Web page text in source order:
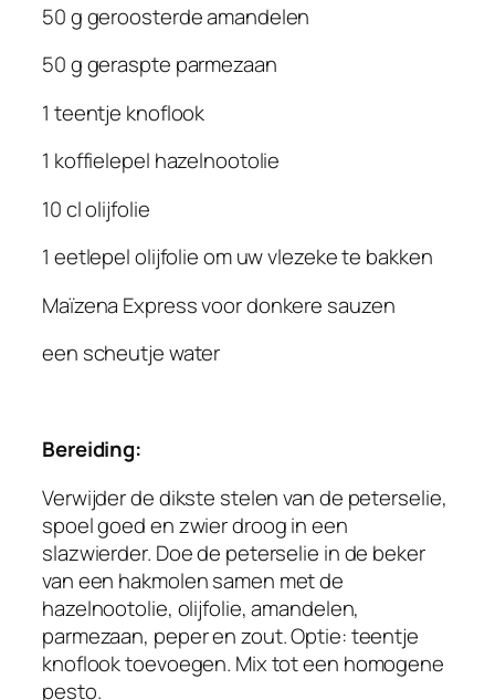
50 g geroosterde amandelen
50 g geraspte parmezaan
1 teentje knoflook
1 koffielepel hazelnootolie
10 cl olijfolie
1 eetlepel olijfolie om uw vlezeke te bakken
Maïzena Express voor donkere sauzen
een scheutje water
Bereiding:
Verwijder de dikste stelen van de peterselie,
spoel goed en zwier droog in een
slazwierder. Doe de peterselie in de beker
van een hakmolen samen met de
hazelnootolie, olijfolie, amandelen,
parmezaan, peper en zout. Optie: teentje
knoflook toevoegen. Mix tot een homogene
pesto.